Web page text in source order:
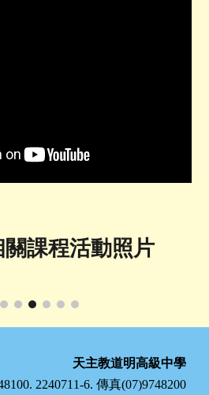
關課程活動照片
天主教道明高級中學
2240711-6. 傳真(07)9748200